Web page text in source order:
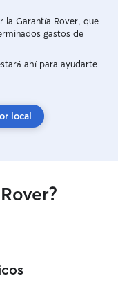
la Garantía Rover, que
gastos de
ahí para ayudarte
local